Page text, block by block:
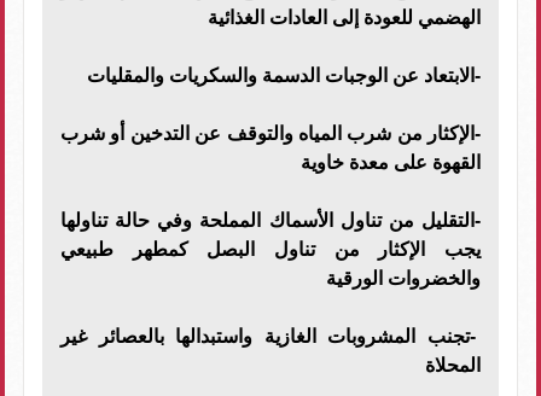
الهضمي للعودة إلى العادات الغذائية
-الابتعاد عن الوجبات الدسمة والسكريات والمقليات
-الإكثار من شرب المياه والتوقف عن التدخين أو شرب
القهوة على معدة خاوية
-التقليل من تناول الأسماك المملحة وفي حالة تناولها
يجب الإكثار من تناول البصل كمطهر طبيعي
والخضروات الورقية
-تجنب المشروبات الغازية واستبدالها بالعصائر غير
المحلاة